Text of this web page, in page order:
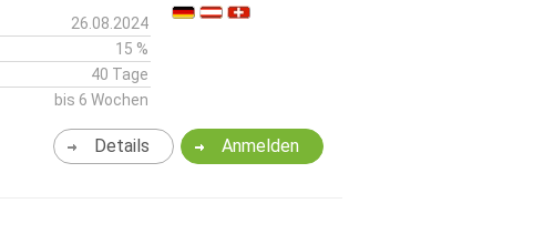
26.08.2024
15 %
40 Tage
bis 6 Wochen
Anmelden
Details